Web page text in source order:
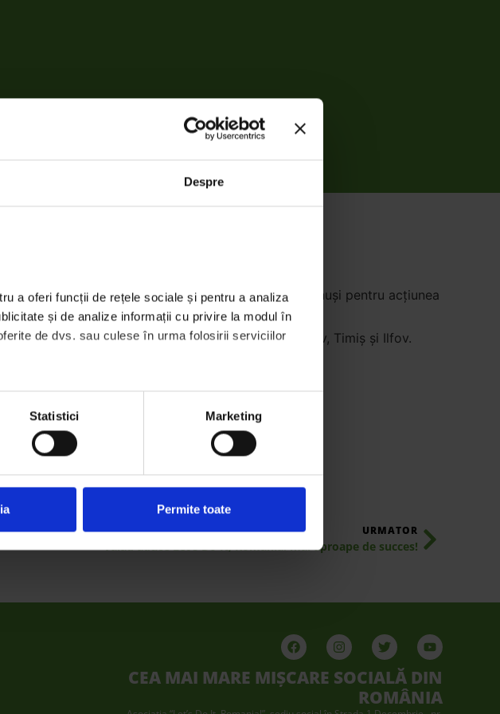
Despre
a oferi funcții de rețele sociale și pentru a analiza
și de analize informații cu privire la modul în
de dvs. sau culese în urma folosirii serviciilor
Statistici Marketing
Permite toate
atât de necesară achiziţionării de saci şi de mănuşi pentru acţiunea
vor ieşi la curăţenie în judeţele Cluj, Buzău, Braşov, Timiş şi Ilfov.
URMATOR
Valad aduce Let’s Do It, Romania! mai aproape de succes!
CEA MAI MARE MIȘCARE SOCIALĂ DIN
ROMÂNIA